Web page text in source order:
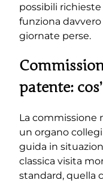
possibili
funziona
giornate perse.
patente:
La commissione
un organo
guida in
classica visita
standard, quella